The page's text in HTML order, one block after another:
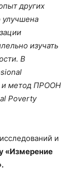
других
улучшена
изучать
В
и метод ПРООН
Poverty
и
«Измерение